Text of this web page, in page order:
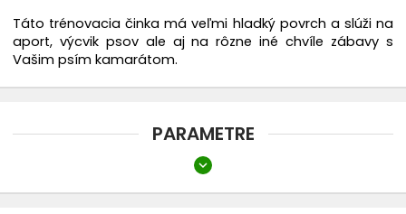
Výcvik a šport
Dvierka
chevron_right
Táto trénovacia činka má veľmi hladký povrch a slúži na
aport, výcvik psov ale aj na rôzne iné chvíle zábavy s
Vašim psím kamarátom.
PARAMETRE
expand_more